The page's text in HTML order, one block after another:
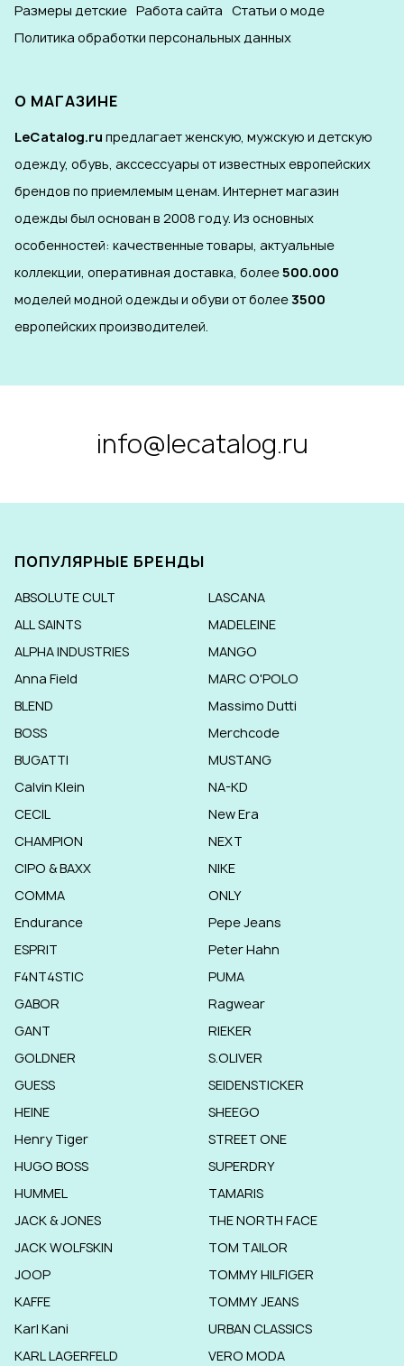
Размеры детские Работа сайта Статьи о моде
Политика обработки персональных данных
О МАГАЗИНЕ
LeCatalog.ru предлагает женскую, мужскую и детскую
одежду, обувь, акссессуары от известных европейских
брендов по приемлемым ценам. Интернет магазин
одежды был основан в 2008 году. Из основных
особенностей: качественные товары, актуальные
коллекции, оперативная доставка, более500.000
моделей модной одежды и обуви от более3500
европейских производителей.
info@lecatalog.ru
ПОПУЛЯРНЫЕ БРЕНДЫ
ABSOLUTE CULT
ALL SAINTS
ALPHA INDUSTRIES
Anna Field
BLEND
BOSS
BUGATTI
Calvin Klein
CECIL
CHAMPION
CIPO & BAXX
COMMA
Endurance
ESPRIT
F4NT4STIC
GABOR
GANT
GOLDNER
GUESS
HEINE
Henry Tiger
HUGO BOSS
HUMMEL
JACK & JONES
JACK WOLFSKIN
JOOP
KAFFE
Karl Kani
KARL LAGERFELD
LASCANA
MADELEINE
MANGO
MARC O'POLO
Massimo Dutti
Merchcode
MUSTANG
NA-KD
New Era
NEXT
NIKE
ONLY
Pepe Jeans
Peter Hahn
PUMA
Ragwear
RIEKER
S.OLIVER
SEIDENSTICKER
SHEEGO
STREET ONE
SUPERDRY
TAMARIS
THE NORTH FACE
TOM TAILOR
TOMMY HILFIGER
TOMMY JEANS
URBAN CLASSICS
VERO MODA